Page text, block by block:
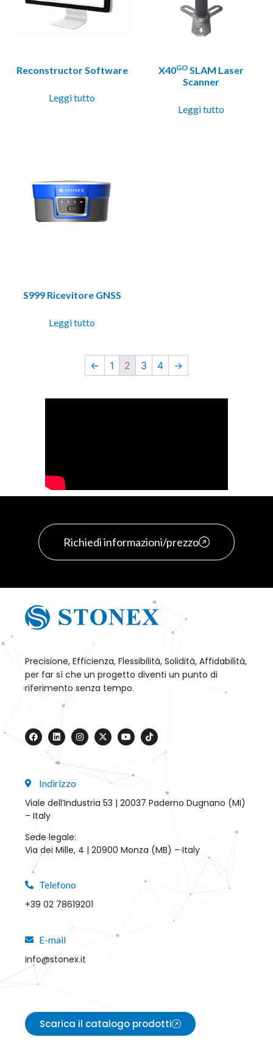
Reconstructor Software
Leggi tutto
X40GOSLAM Laser
Scanner
Leggi tutto
S999 Ricevitore GNSS
Leggi tutto
← 1 2 3 4 →
Richiedi informazioni/prezzo
Precisione, Efficienza, Flessibilità, Solidità, Affidabilità,
per far sì che un progetto diventi un punto di
riferimento senza tempo.
Indirizzo
Viale dell’Industria 53 | 20037 Paderno Dugnano (MI)
– Italy
Sede legale:
Via dei Mille, 4 | 20900 Monza (MB) – Italy
Telefono
+39 02 78619201
E-mail
info@stonex.it
Scarica il catalogo prodotti